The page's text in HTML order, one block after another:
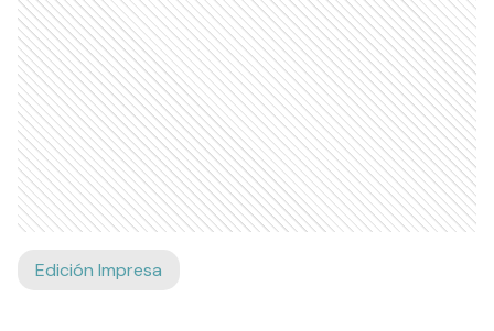
Edición Impresa